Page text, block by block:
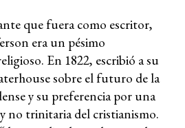
que fuera como escritor,
era un pésimo
En 1822, escribió a su
sobre el futuro de la
y su preferencia por una
no trinitaria del cristianismo.